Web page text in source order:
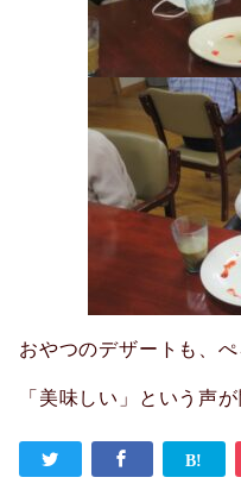
おやつのデザートも、
「美味しい」という声